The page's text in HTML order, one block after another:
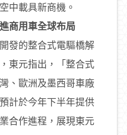
中載具新商機。
商用車全球布局
發的整合式電驅橋解
東元指出，「整合式
、歐洲及墨西哥車廠
計於今年下半年提供
合作進程，展現東元